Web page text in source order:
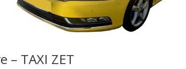
– TAXI ZET